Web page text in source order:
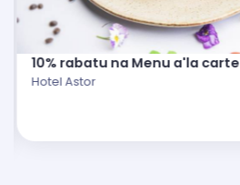
10% rabatu na Menu a'la carte
Hotel Astor